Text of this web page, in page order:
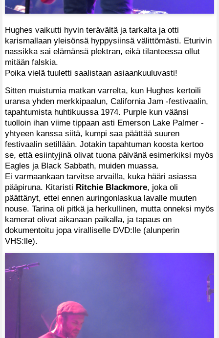
Hughes vaikutti hyvin terävältä ja tarkalta ja otti
karismallaan yleisönsä hyppysiinsä välittömästi. Eturivin
nassikka sai elämänsä plektran, eikä tilanteessa ollut
mitään falskia.
Poika vielä tuuletti saalistaan asiaankuuluvasti!
Sitten muistumia matkan varrelta, kun Hughes kertoili
uransa yhden merkkipaalun, California Jam -festivaalin,
tapahtumista huhtikuussa 1974. Purple kun väänsi
tuolloin ihan viime tippaan asti Emerson Lake Palmer -
yhtyeen kanssa siitä, kumpi saa päättää suuren
festivaalin setillään. Jotakin tapahtuman koosta kertoo
se, että esiintyjinä olivat tuona päivänä esimerkiksi myös
Eagles ja Black Sabbath, muiden muassa.
Ei varmaankaan tarvitse arvailla, kuka hääri asiassa
pääpiruna. Kitaristi Ritchie Blackmore, joka oli
päättänyt, ettei ennen auringonlaskua lavalle muuten
nouse. Tarina oli pitkä ja herkullinen, mutta onneksi myös
kamerat olivat aikanaan paikalla, ja tapaus on
dokumentoitu jopa viralliselle DVD:lle (alunperin
VHS:lle).